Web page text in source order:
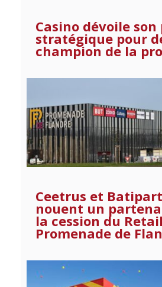
Casino dévoile son
stratégique pour
champion de la
Ceetrus et
nouent un
la cession du
Promenade de